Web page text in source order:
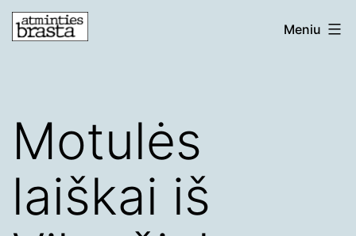
Eiti
prieatmintiesbrasta.lt Meniu
Motulės
laiškai iš